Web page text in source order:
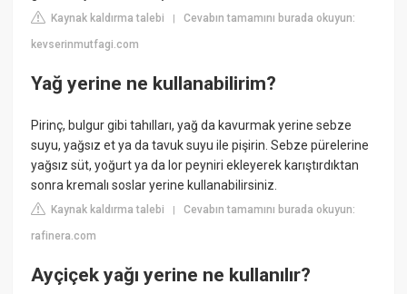
Kaynak kaldırma talebi |Cevabın tamamını burada okuyun:
kevserinmutfagi.com
Yağ yerine ne kullanabilirim?
Pirinç, bulgur gibi tahılları, yağ da kavurmak yerine sebze
suyu, yağsız et ya da tavuk suyu ile pişirin. Sebze pürelerine
yağsız süt, yoğurt ya da lor peyniri ekleyerek karıştırdıktan
sonra kremalı soslar yerine kullanabilirsiniz.
Kaynak kaldırma talebi |Cevabın tamamını burada okuyun:
rafinera.com
Ayçiçek yağı yerine ne kullanılır?